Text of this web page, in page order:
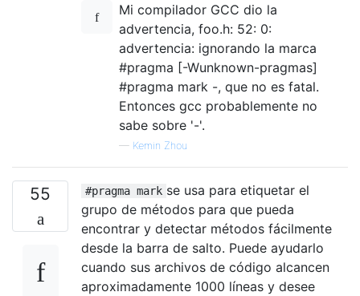
Mi compilador GCC dio la
advertencia, foo.h: 52: 0:
advertencia: ignorando la marca
#pragma [-Wunknown-pragmas]
#pragma mark -, que no es fatal.
Entonces gcc probablemente no
sabe sobre '-'.
— Kemin Zhou
55 #pragma mark se usa para etiquetar el
grupo de métodos para que pueda
encontrar y detectar métodos fácilmente
desde la barra de salto. Puede ayudarlo
cuando sus archivos de código alcancen
aproximadamente 1000 líneas y desee